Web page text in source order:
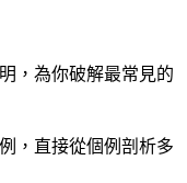
，為你破解最常見的
，直接從個例剖析多